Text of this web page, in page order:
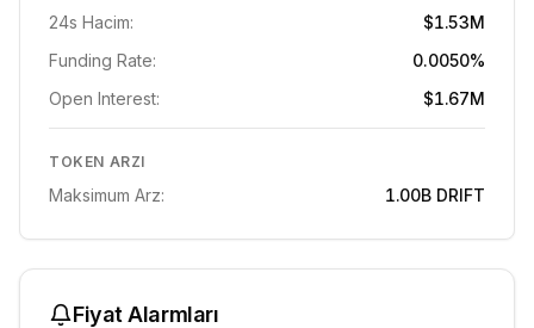
24s Hacim:
$1.53M
Funding Rate:
0.0050%
Open Interest:
$1.67M
TOKEN ARZI
Maksimum Arz: 1.00B DRIFT
Fiyat Alarmları